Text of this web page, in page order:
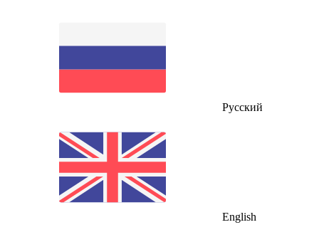
Русский
English